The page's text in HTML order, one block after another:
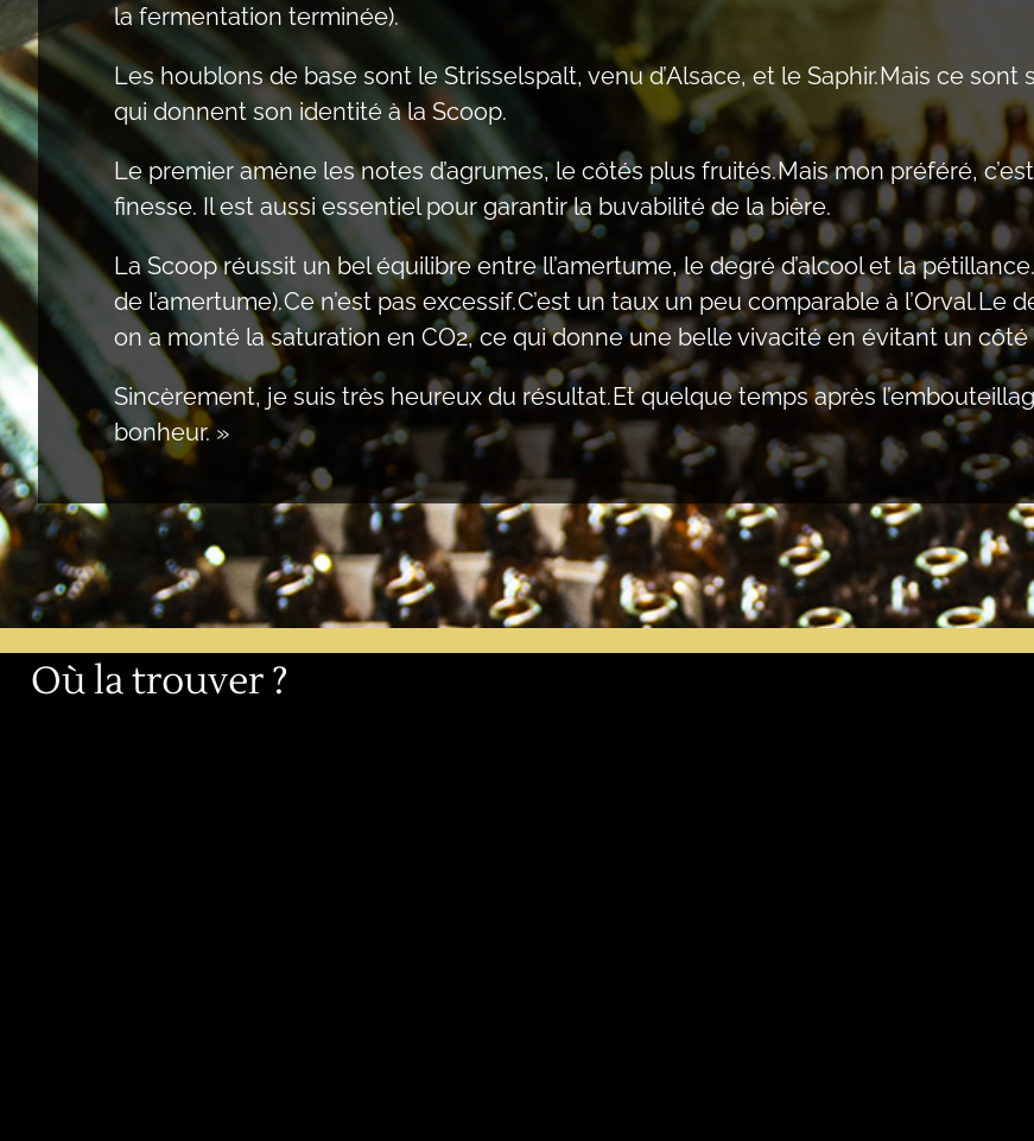
la fermentation terminée).
Les houblons de base sont le Strisselspalt, venu d’Alsace, et le Saphir. Mais ce
qui donnent son identité à la Scoop.
Le premier amène les notes d’agrumes, le côtés plus fruités. Mais mon préféré,
finesse. Il est aussi essentiel pour garantir la buvabilité de la bière.
La Scoop réussit un bel équilibre entre ll’amertume, le degré d’alcool et la
de l’amertume). Ce n’est pas excessif. C’est un taux un peu comparable à l’Orval. Le
on a monté la saturation en CO2, ce qui donne une belle vivacité en évitant un côté
Sincèrement, je suis très heureux du résultat. Et quelque temps après
bonheur. »
Où la trouver ?